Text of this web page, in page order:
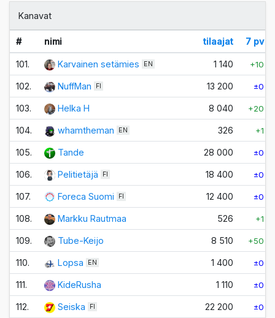
Kanavat
# nimi tilaajat 7 pv
101. Karvainen setämies EN 1 140 +10
102. NuffMan FI 13 200 ±0
103. Helka H 8 040 +20
104. whamtheman EN 326 +1
105. Tande 28 000 ±0
106. Pelitietäjä FI 18 400 ±0
107. Foreca Suomi FI 12 400 ±0
108. Markku Rautmaa 526 +1
109. Tube-Keijo 8 510 +50
110. Lopsa EN 1 400 ±0
111. KideRusha 1 110 ±0
112. Seiska FI 22 200 ±0